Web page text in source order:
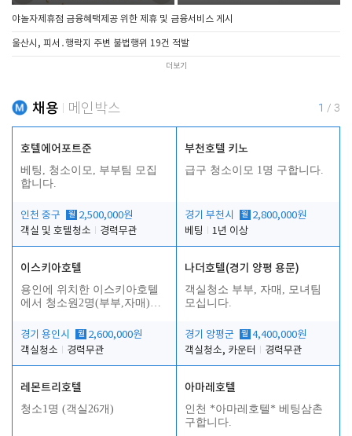
야놀자제휴점 금융혜택제공 위한 제휴 및 금융서비스 게시
울산시, 피서․행락지 주변 불법행위 19건 적발
더보기
채용 메인박스 1 / 3
호텔에어포트준
베팅, 청소이모, 부부팀 모집
합니다.
인천 중구 월 2,500,000원
객실 및 호텔청소
경력무관
부천호텔 키노
급구 청소이모 1명 구합니다.
경기 부천시 월 2,800,000원
베팅
1년 이상
이스키아호텔
용인에 위치한 이스키아호텔
에서 청소원2명(부부,자매)을
경기 용인시
월 2,600,000원
객실청소
경력무관
나더호텔(경기 양평 용문)
객실청소 부부, 자매, 모녀팀
모십니다.
경기 양평군 월 4,400,000원
객실청소, 카운터
경력무관
레몬트리호텔
청소1명 (객실26개)
아마레호텔
인천 *아마레호텔* 베팅삼촌
구합니다.